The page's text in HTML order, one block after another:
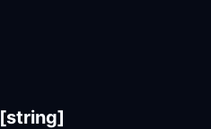
[string]